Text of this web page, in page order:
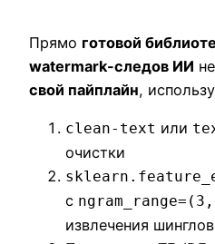
Прямо готовой
watermark-следов ИИ
свой пайплайн,
clean-text или
очистки
с
извлечения шинглов